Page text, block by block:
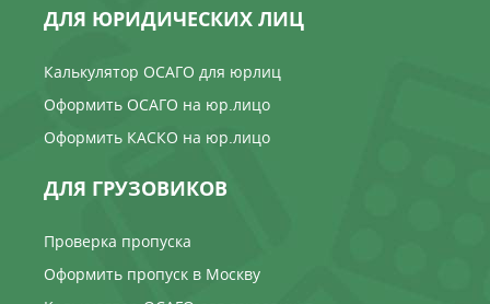
ДЛЯ ЮРИДИЧЕСКИХ ЛИЦ
Калькулятор ОСАГО для юрлиц
Оформить ОСАГО на юр.лицо
Оформить КАСКО на юр.лицо
ДЛЯ ГРУЗОВИКОВ
Проверка пропуска
Оформить пропуск в Москву